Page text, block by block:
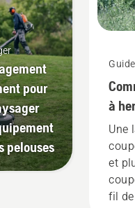
pour
pelouses
à
Une
et
fil